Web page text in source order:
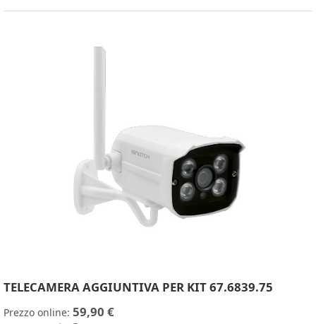
TELECAMERA AGGIUNTIVA PER KIT 67.6839.75
Prezzo online: 59,90 €